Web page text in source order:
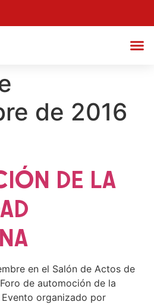
de 2016
DE LA
en el Salón de Actos de
de automoción de la
organizado por